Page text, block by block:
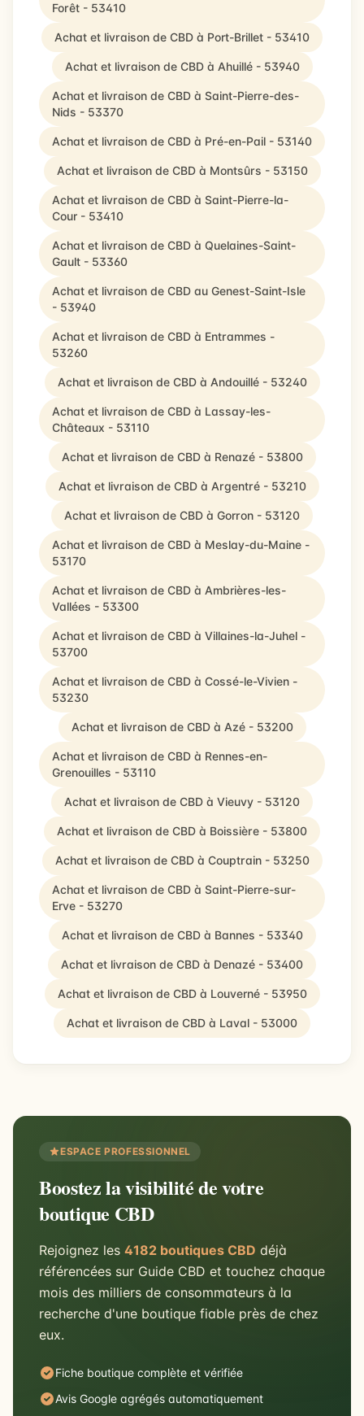
Forêt - 53410
Achat et livraison de CBD à Port-Brillet - 53410
Achat et livraison de CBD à Ahuillé - 53940
Achat et livraison de CBD à Saint-Pierre-des-
Nids - 53370
Achat et livraison de CBD à Pré-en-Pail - 53140
Achat et livraison de CBD à Montsûrs - 53150
Achat et livraison de CBD à Saint-Pierre-la-
Cour - 53410
Achat et livraison de CBD à Quelaines-Saint-
Gault - 53360
Achat et livraison de CBD au Genest-Saint-Isle
- 53940
Achat et livraison de CBD à Entrammes -
53260
Achat et livraison de CBD à Andouillé - 53240
Achat et livraison de CBD à Lassay-les-
Châteaux - 53110
Achat et livraison de CBD à Renazé - 53800
Achat et livraison de CBD à Argentré - 53210
Achat et livraison de CBD à Gorron - 53120
Achat et livraison de CBD à Meslay-du-Maine -
53170
Achat et livraison de CBD à Ambrières-les-
Vallées - 53300
Achat et livraison de CBD à Villaines-la-Juhel -
53700
Achat et livraison de CBD à Cossé-le-Vivien -
53230
Achat et livraison de CBD à Azé - 53200
Achat et livraison de CBD à Rennes-en-
Grenouilles - 53110
Achat et livraison de CBD à Vieuvy - 53120
Achat et livraison de CBD à Boissière - 53800
Achat et livraison de CBD à Couptrain - 53250
Achat et livraison de CBD à Saint-Pierre-sur-
Erve - 53270
Achat et livraison de CBD à Bannes - 53340
Achat et livraison de CBD à Denazé - 53400
Achat et livraison de CBD à Louverné - 53950
Achat et livraison de CBD à Laval - 53000
ESPACE PROFESSIONNEL
Boostez la visibilité de votre
boutique CBD
Rejoignez les 4182 boutiques CBD déjà
référencées sur Guide CBD et touchez chaque
mois des milliers de consommateurs à la
recherche d'une boutique fiable près de chez
eux.
Fiche boutique complète et vérifiée
Avis Google agrégés automatiquement